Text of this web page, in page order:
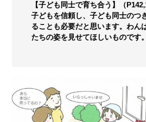
【子ども同士で育ち合う】（
子どもを信頼し、子ども同士のつ
ることも必要だと思います。わん
たちの姿を見せてほしいものです。